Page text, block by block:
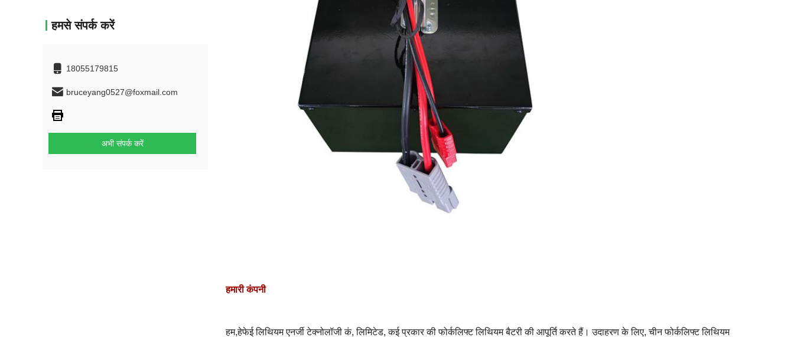
हमसे संपर्क करें
18055179815
bruceyang0527@foxmail.com
अभी संपर्क करें
हमारी कंपनी
हम,हेफेई लिथियम एनर्जी टेक्नोलॉजी कं, लिमिटेड, कई प्रकार की फोर्कलिफ्ट लिथियम बैटरी की आपूर्ति करते हैं। उदाहरण के लिए, चीन फोर्कलिफ्ट लिथियम